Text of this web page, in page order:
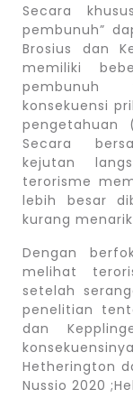
Secara
pembunuh”
Brosius dan
memiliki
pembunuh
konsekuensi
pengetahuan
Secara
kejutan
terorisme
lebih besar
kurang
Dengan
melihat
setelah
penelitian
dan
Hetherington
Nussio 2020